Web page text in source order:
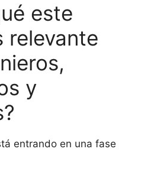
este
relevante
y
entrando en una fase